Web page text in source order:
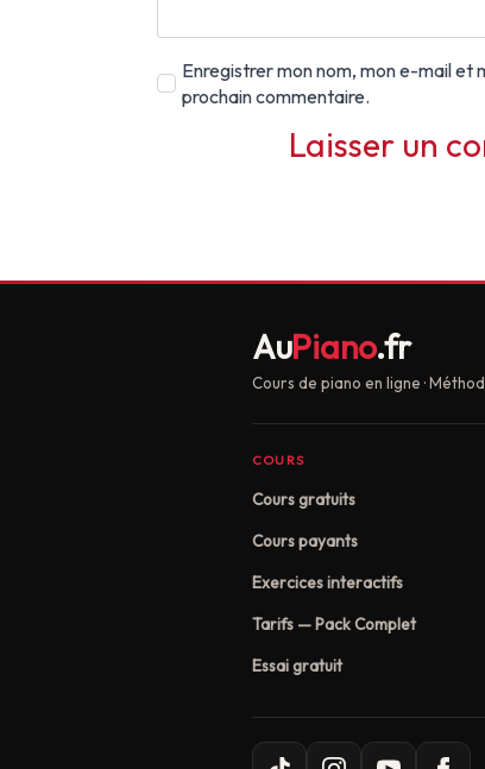
Enregistrer mon nom, mon e-mail et
prochain commentaire.
AuPiano.fr
Cours de piano en ligne ·
COURS
Cours gratuits
Cours payants
Exercices interactifs
Tarifs — Pack Complet
Essai gratuit